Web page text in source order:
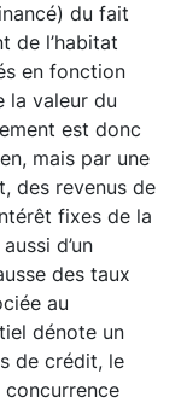
du fait
de l’habitat
en fonction
la valeur du
est donc
mais par une
des revenus de
fixes de la
d’un
des taux
au
dénote un
de crédit, le